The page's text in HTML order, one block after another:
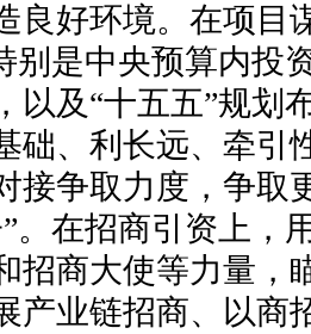
良好环境。在项目
别是中央预算内投
以及“十五五”规划
础、利长远、牵引
接争取力度，争取
。在招商引资上，
招商大使等力量，
产业链招商、以商